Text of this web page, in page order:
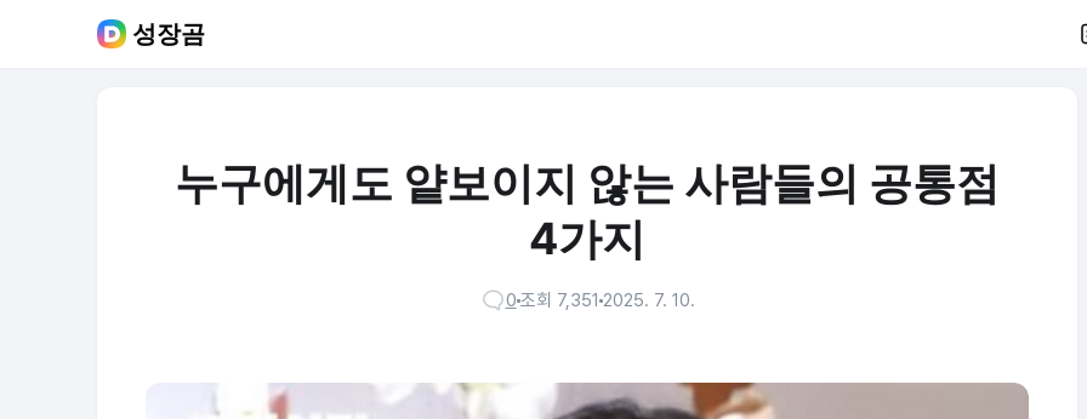
성장곰
누구에게도 얕보이지 않는 사람들의 공통점
4가지
0조회 7,351 2025. 7. 10.